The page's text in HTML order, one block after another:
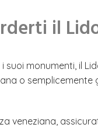
il
monumenti, il
o semplicemente
veneziana,